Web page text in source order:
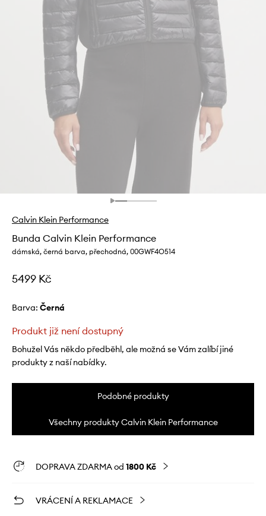
Calvin Klein Performance
Bunda Calvin Klein Performance
dámská, černá barva, přechodná, 00GWF4O514
5499 Kč
Barva: černá
Produkt již není dostupný
Bohužel Vás někdo předběhl, ale možná se Vám zalíbí jiné
produkty z naší nabídky.
Podobné produkty
Všechny produkty Calvin Klein Performance
DOPRAVA ZDARMA od 1800 Kč
VRÁCENÍ A REKLAMACE